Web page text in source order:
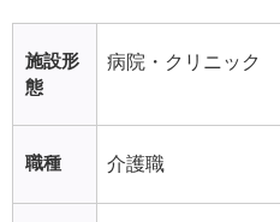
施設形
態
病院・クリニック
職種 介護職